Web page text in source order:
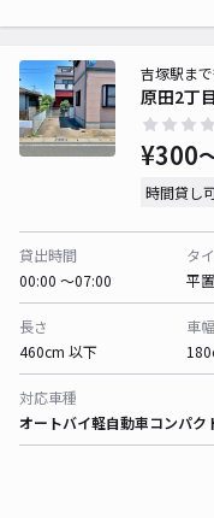
原田2丁
吉塚駅ま
¥300
時間貸し
貸出時間
00:00 〜07:00
タ
平
長さ
460cm 以下
車幅
対応車種
オートバイ軽自動車コンパク